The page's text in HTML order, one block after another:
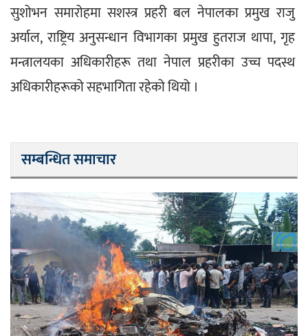
सुशोभन समारोहमा सशस्त्र प्रहरी बल नेपालका प्रमुख राजु
अर्याल, राष्ट्रिय अनुसन्धान विभागका प्रमुख हुतराज थापा, गृह
मन्त्रालयका अधिकारीहरू तथा नेपाल प्रहरीका उच्च पदस्थ
अधिकारीहरूको सहभागिता रहेको थियो ।
सम्बन्धित समाचार